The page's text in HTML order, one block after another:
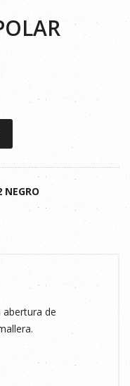
NEGRO
de